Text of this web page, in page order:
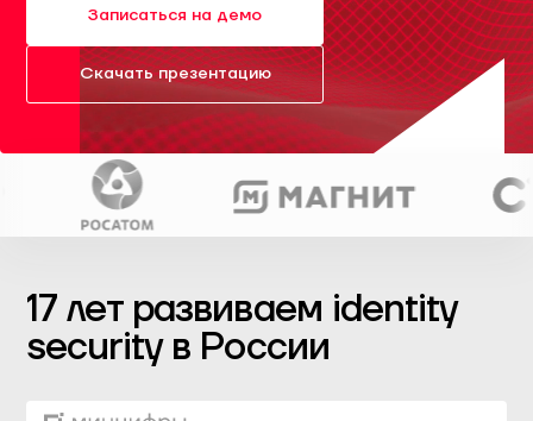
Записаться на демо
Скачать презентацию
17 лет развиваем identity
security в России